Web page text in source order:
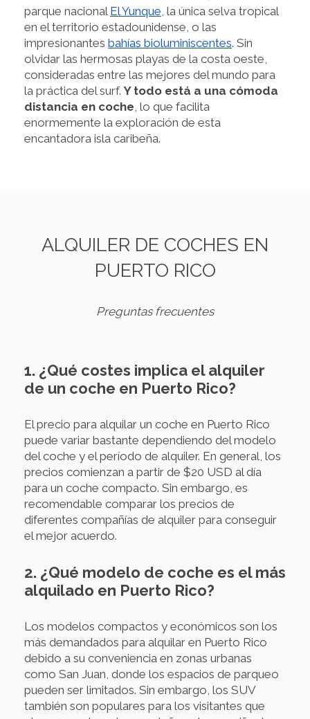
parque nacional El Yunque , la única selva tropical
en el territorio estadounidense, o las
impresionantes bahías bioluminiscentes. Sin
olvidar las hermosas playas de la costa oeste,
consideradas entre las mejores del mundo para
la práctica del surf.Y todo está a una cómoda
distancia en coche , lo que facilita
enormemente la exploración de esta
encantadora isla caribeña.
ALQUILER DE COCHES EN
PUERTO RICO
Preguntas frecuentes
1. ¿Qué costes implica el alquiler
de un coche en Puerto Rico?
El precio para alquilar un coche en Puerto Rico
puede variar bastante dependiendo del modelo
del coche y el período de alquiler. En general, los
precios comienzan a partir de $20 USD al día
para un coche compacto. Sin embargo, es
recomendable comparar los precios de
diferentes compañías de alquiler para conseguir
el mejor acuerdo.
2. ¿Qué modelo de coche es el más
alquilado en Puerto Rico?
Los modelos compactos y económicos son los
más demandados para alquilar en Puerto Rico
debido a su conveniencia en zonas urbanas
como San Juan, donde los espacios de parqueo
pueden ser limitados. Sin embargo, los SUV
también son populares para los visitantes que